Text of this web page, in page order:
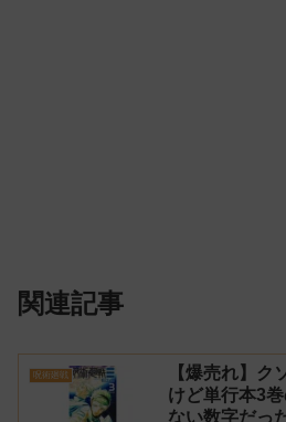
関連記事
呪術廻戦
【爆売れ】ク
けど単行本3
ない数字だっ